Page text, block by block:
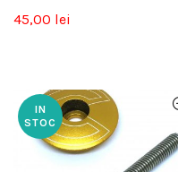
45,00 lei
IN
STOC